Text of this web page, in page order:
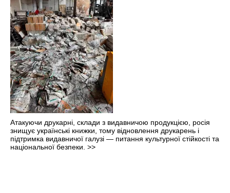
Атакуючи друкарні, склади з видавничою продукцією, росія
знищує українські книжки, тому відновлення друкарень і
підтримка видавничої галузі — питання культурної стійкості та
національної безпеки. >>